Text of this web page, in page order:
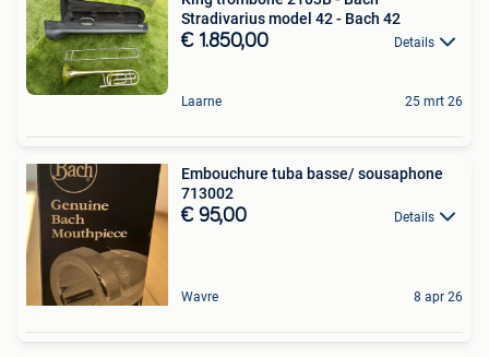
Stradivarius model 42 - Bach 42
€ 1.850,00 Details
Laarne 25 mrt 26
Embouchure tuba basse/ sousaphone
713002
€ 95,00 Details
Wavre 8 apr 26